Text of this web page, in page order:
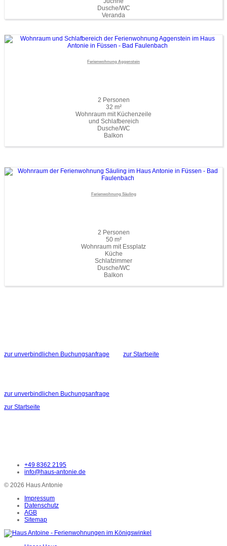
Dusche/WC
Veranda
Ferienwohnung Aggenstein
2 Personen
32 m²
Wohnraum mit Küchenzeile
und Schlafbereich
Dusche/WC
Balkon
Ferienwohnung Säuling
2 Personen
50 m²
Wohnraum mit Essplatz
Küche
Schlafzimmer
Dusche/WC
Balkon
zur unverbindlichen Buchungsanfrage zur Startseite
zur unverbindlichen Buchungsanfrage
zur Startseite
+49 8362 2195
info@haus-antonie.de
© 2026 Haus Antonie
Impressum
Datenschutz
AGB
Sitemap